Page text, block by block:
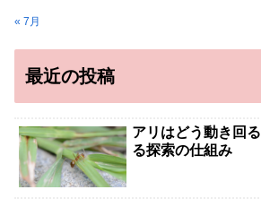
« 7月
最近の投稿
アリはどう動き回
る探索の仕組み